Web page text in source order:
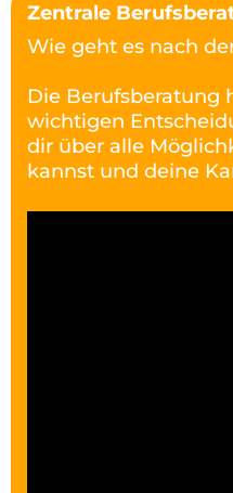
Zentrale
Wie geht es nach
Die Berufsberatung
wichtigen
dir über alle
kannst und deine